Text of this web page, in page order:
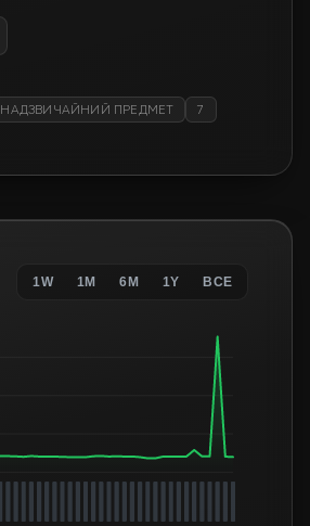
НАДЗВИЧАЙНИЙ ПРЕДМЕТ 7
1W 1M 6M 1Y ВСЕ